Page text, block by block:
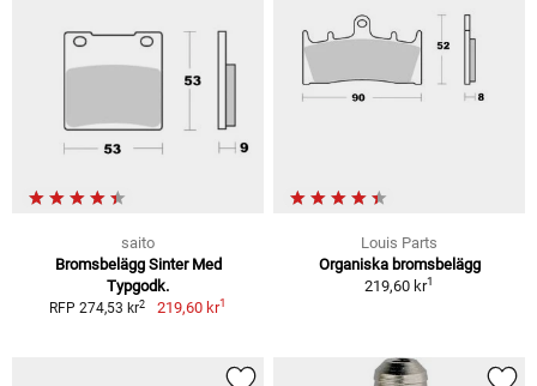
saito
Bromsbelägg Sinter Med
Typgodk.
RFP 274,53 kr2 219,60 kr1
Louis Parts
Organiska bromsbelägg
219,60 kr1